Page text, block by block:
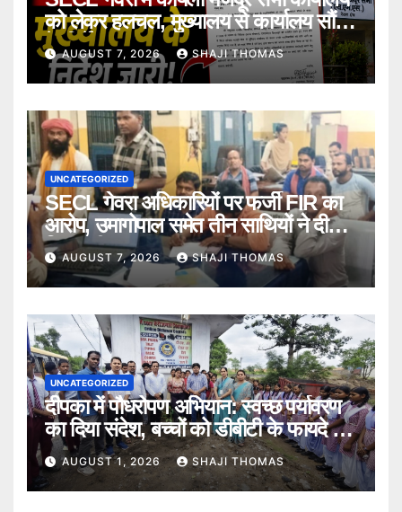
को लेकर हलचल, मुख्यालय से कार्यालय सौंपने
के निर्देश।
AUGUST 7, 2026 SHAJI THOMAS
UNCATEGORIZED
SECL गेवरा अधिकारियों पर फर्जी FIR का
आरोप, उमागोपाल समेत तीन साथियों ने दी
गिरफ्तारी।
AUGUST 7, 2026 SHAJI THOMAS
UNCATEGORIZED
दीपका में पौधरोपण अभियान: स्वच्छ पर्यावरण
का दिया संदेश, बच्चों को डीबीटी के फायदे भी
बताए।
AUGUST 1, 2026 SHAJI THOMAS